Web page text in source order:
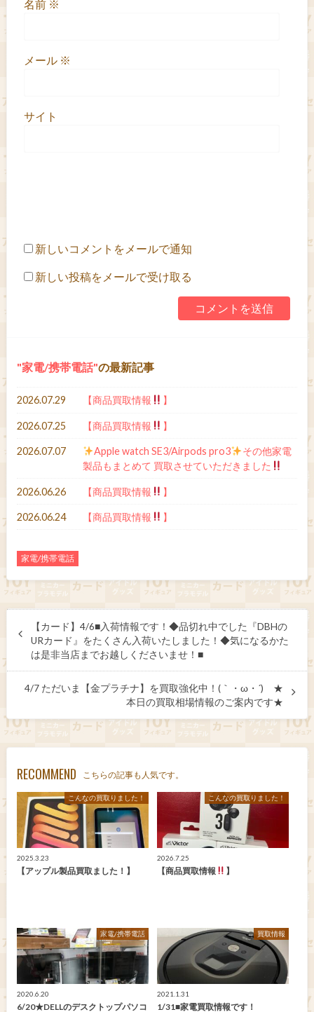
名前 ※
メール ※
サイト
新しいコメントをメールで通知
新しい投稿をメールで受け取る
家電/携帯電話 の最新記事
2026.07.29 【商品買取情報 】
2026.07.25 【商品買取情報 】
2026.07.07 Apple watch SE3/Airpods pro3
その他家電
製品もまとめて 買取させていただきました
2026.06.26 【商品買取情報 】
2026.06.24 【商品買取情報 】
家電/携帯電話
【カード】4/6■入荷情報です！◆品切れ中でした『DBHの
URカード』をたくさん入荷いたしました！◆気になるかた
は是非当店までお越しくださいませ！■
4/7 ただいま【金プラチナ】を買取強化中！(｀・ω・´)ゞ★
本日の買取相場情報のご案内です★
RECOMMEND こちらの記事も人気です。
こんなの買取りました！
2025.3.23
【アップル製品買取ました！】
こんなの買取りました！
2026.7.25
【商品買取情報 】
家電/携帯電話
2020.6.20
6/20★DELLのデスクトップパソコ
買取情報
2021.1.31
1/31■家電買取情報です！